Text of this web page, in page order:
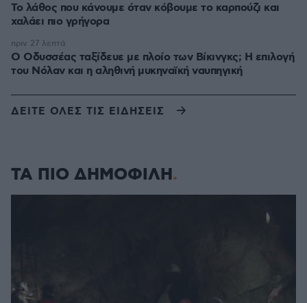
Το λάθος που κάνουμε όταν κόβουμε το καρπούζι και
χαλάει πιο γρήγορα
Ο Οδυσσέας ταξίδευε με πλοίο των Βίκινγκς; Η επιλογή
του Νόλαν και η αληθινή μυκηναϊκή ναυπηγική
πριν 27 λεπτά
ΔΕΙΤΕ ΟΛΕΣ ΤΙΣ ΕΙΔΗΣΕΙΣ
ΤΑ ΠΙΟ ΔΗΜΟΦΙΛΗ